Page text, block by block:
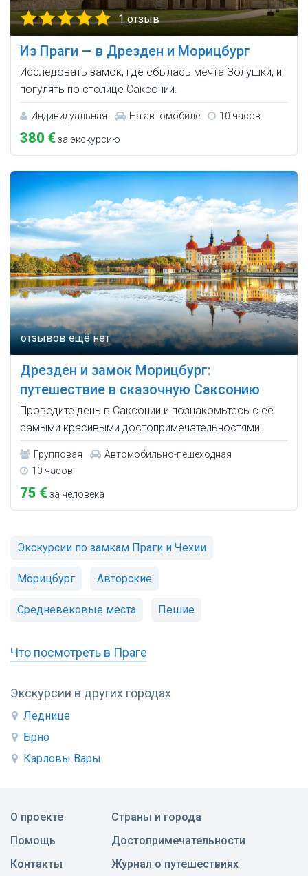
Экскурсии в других городах
Леднице
Брно
Карловы Вары
1 отзыв
Из Праги — в Дрезден и Морицбург
Исследовать замок, где сбылась мечта Золушки, и
погулять по столице Саксонии.
Индивидуальная На автомобиле 10 часов
380 €за экскурсию
Дрезден и замок Морицбург:
путешествие в сказочную Саксонию
Проведите день в Саксонии и познакомьтесь с её
самыми красивыми достопримечательностями.
Групповая
Автомобильно-пешеходная
10 часов
75 €за человека
Экскурсии по замкам Праги и Чехии
Морицбург Авторские
Средневековые места Пешие
Что посмотреть в Праге
О проекте
Помощь
Контакты
Страны и города
Достопримечательности
Журнал о путешествиях